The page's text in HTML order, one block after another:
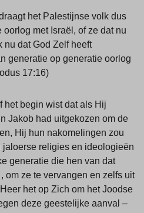
het Palestijnse volk dus
met Israël, of ze dat nu
nu dat God Zelf heeft
generatie op generatie oorlog
17:16)
het begin wist dat als Hij
Jakob had uitgekozen om de
Hij hun nakomelingen zou
jaloerse religies en ideologieën
generatie die hen van dat
om ze te vervangen en zelfs uit
het op Zich om het Joodse
deze geestelijke aanval –